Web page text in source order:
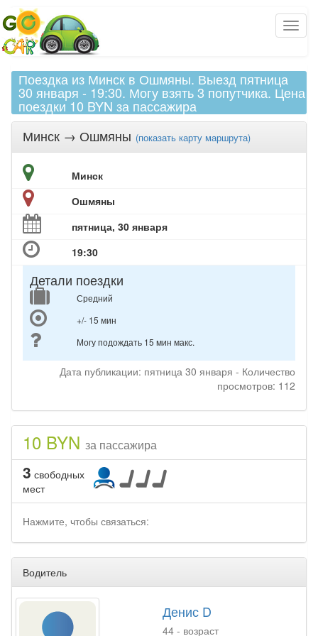
Поездка из Минск в Ошмяны. Выезд пятница
30 января - 19:30. Могу взять 3 попутчика. Цена
поездки 10 BYN за пассажира
Минск → Ошмяны (показать карту маршрута)
Минск
Ошмяны
пятница, 30 января
19:30
Детали поездки
Средний
+/- 15 мин
Могу подождать 15 мин макс.
Дата публикации: пятница 30 января - Количество
просмотров: 112
10 BYN за пассажира
3 свободных
мест
Нажмите, чтобы связаться:
Водитель
Денис D
44 - возраст